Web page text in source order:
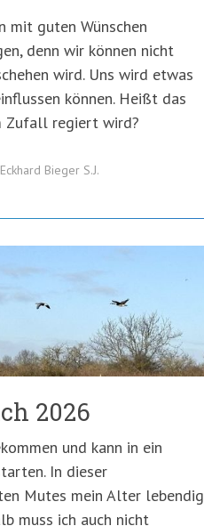
mit guten Wünschen
denn wir können nicht
wird. Uns wird etwas
können. Heißt das
Zufall regiert wird?
Eckhard Bieger S.J.
2026
und kann in ein
In dieser
Mutes mein Alter lebendig
muss ich auch nicht